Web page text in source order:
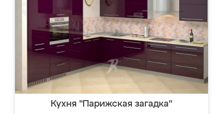
Кухня "Парижская загадка"